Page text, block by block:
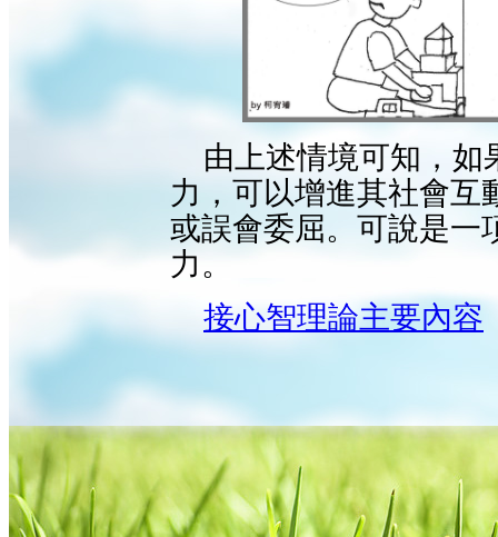
由上述情境可知，如
力，可以增進其社會互
或誤會委屈。可說是一
力。
接心智理論主要內容